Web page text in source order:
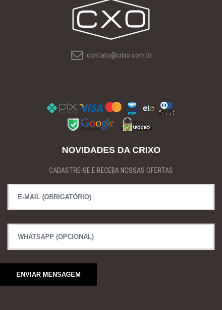
contato@crixo.com.br
NOVIDADES DA CRIXO
CADASTRE-SE E RECEBA NOSSAS OFERTAS